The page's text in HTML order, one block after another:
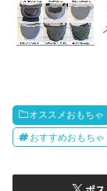
オススメおもちゃ
おすすめおもちゃ